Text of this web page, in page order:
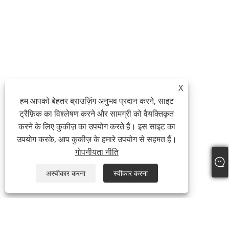
X
हम आपको बेहतर ब्राउज़िंग अनुभव प्रदान करने, साइट
ट्रैफ़िक का विश्लेषण करने और सामग्री को वैयक्तिकृत
करने के लिए कुकीज़ का उपयोग करते हैं। इस साइट का
उपयोग करके, आप कुकीज़ के हमारे उपयोग से सहमत हैं।
गोपनीयता नीति
अस्वीकार करना स्वीकार करना